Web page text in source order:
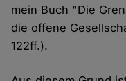
mein Buch "Die
die offene
122ff.).